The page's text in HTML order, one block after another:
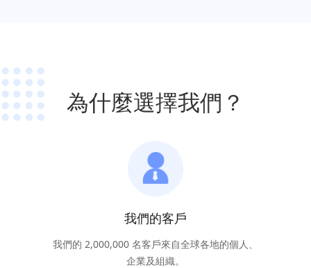
為什麼選擇我們？
我們的客戶
我們的 2,000,000 名客戶來自全球各地的個人、
企業及組織。